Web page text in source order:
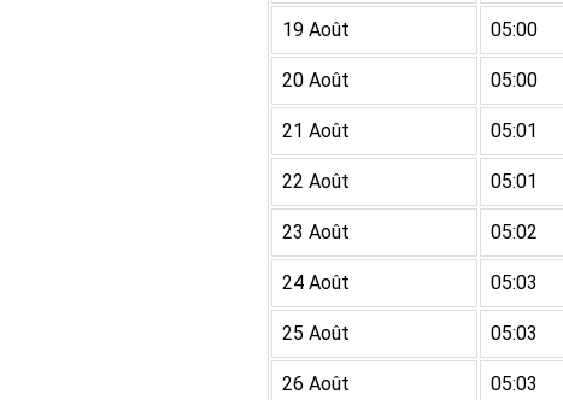
19 Août 05:00
20 Août 05:00
21 Août 05:01
22 Août 05:01
23 Août 05:02
24 Août 05:03
25 Août 05:03
26 Août 05:03